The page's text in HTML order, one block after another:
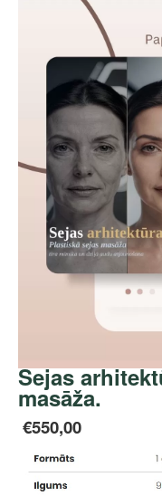
Sejas
masāža.
€550,00